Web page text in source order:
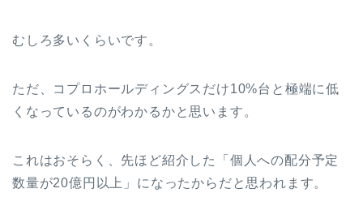
むしろ多いくらいです。
ただ、コプロホールディングスだけ10%台と極端に低
くなっているのがわかるかと思います。
これはおそらく、先ほど紹介した「個人への配分予定
数量が20億円以上」になったからだと思われます。